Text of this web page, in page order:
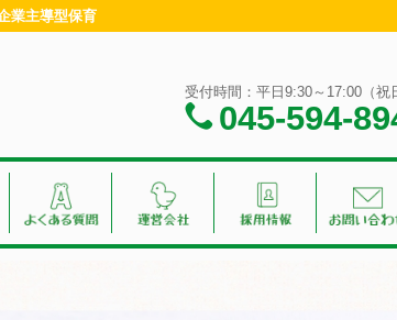
業主導型保育
受付時間：平日9:30～17:00（祝
045-594-